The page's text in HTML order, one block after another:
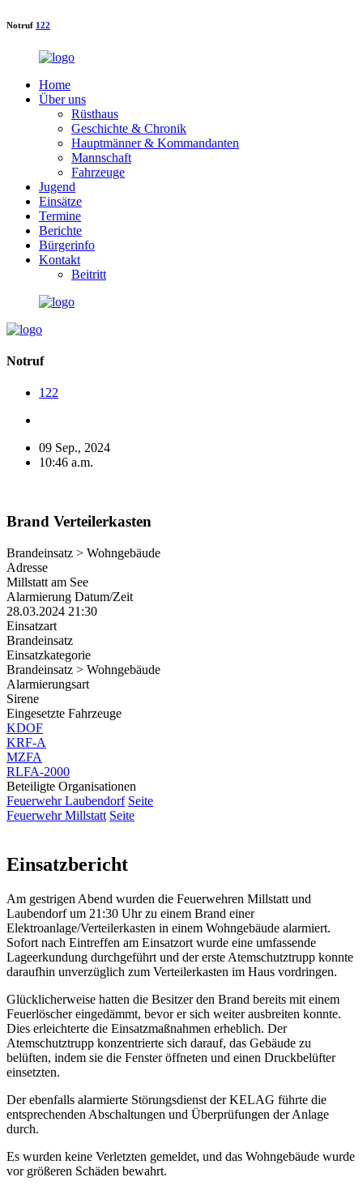
Notruf 122
Home
Über uns
Rüsthaus
Geschichte & Chronik
Hauptmänner & Kommandanten
Mannschaft
Fahrzeuge
Jugend
Einsätze
Termine
Berichte
Bürgerinfo
Kontakt
Beitritt
Notruf
122
09 Sep., 2024
10:46 a.m.
Brand Verteilerkasten
Brandeinsatz > Wohngebäude
Adresse
Millstatt am See
Alarmierung Datum/Zeit
28.03.2024 21:30
Einsatzart
Brandeinsatz
Einsatzkategorie
Brandeinsatz > Wohngebäude
Alarmierungsart
Sirene
Eingesetzte Fahrzeuge
KDOF
KRF-A
MZFA
RLFA-2000
Beteiligte Organisationen
Feuerwehr Laubendorf Seite
Feuerwehr Millstatt Seite
Einsatzbericht
Am gestrigen Abend wurden die Feuerwehren Millstatt und
Laubendorf um 21:30 Uhr zu einem Brand einer
Elektroanlage/Verteilerkasten in einem Wohngebäude alarmiert.
Sofort nach Eintreffen am Einsatzort wurde eine umfassende
Lageerkundung durchgeführt und der erste Atemschutztrupp konnte
daraufhin unverzüglich zum Verteilerkasten im Haus vordringen.
Glücklicherweise hatten die Besitzer den Brand bereits mit einem
Feuerlöscher eingedämmt, bevor er sich weiter ausbreiten konnte.
Dies erleichterte die Einsatzmaßnahmen erheblich. Der
Atemschutztrupp konzentrierte sich darauf, das Gebäude zu
belüften, indem sie die Fenster öffneten und einen Druckbelüfter
einsetzten.
Der ebenfalls alarmierte Störungsdienst der KELAG führte die
entsprechenden Abschaltungen und Überprüfungen der Anlage
durch.
Es wurden keine Verletzten gemeldet, und das Wohngebäude wurde
vor größeren Schäden bewahrt.